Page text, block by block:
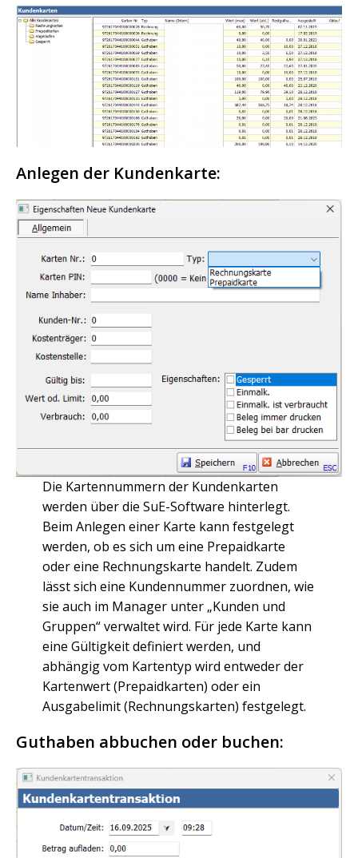
Anlegen der Kundenkarte:
Die Kartennummern der Kundenkarten
werden über die SuE-Software hinterlegt.
Beim Anlegen einer Karte kann festgelegt
werden, ob es sich um eine Prepaidkarte
oder eine Rechnungskarte handelt. Zudem
lässt sich eine Kundennummer zuordnen, wie
sie auch im Manager unter „Kunden und
Gruppen“ verwaltet wird. Für jede Karte kann
eine Gültigkeit definiert werden, und
abhängig vom Kartentyp wird entweder der
Kartenwert (Prepaidkarten) oder ein
Ausgabelimit (Rechnungskarten) festgelegt.
Guthaben abbuchen oder buchen: